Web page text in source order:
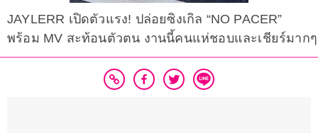
JAYLERR เปิดตัวแรง! ปล่อยซิงเกิล “NO PACER”
พร้อม MV สะท้อนตัวตน งานนี้คนแห่ชอบและเชียร์มากๆ